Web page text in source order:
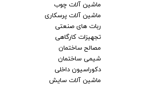
ماشین آلات چوب
ماشین آلات پرسکاری
ربات های صنعتی
تجهیزات کارگاهی
مصالح ساختمان
شیمی ساختمان
دکوراسیون داخلی
ماشین آلات سایش